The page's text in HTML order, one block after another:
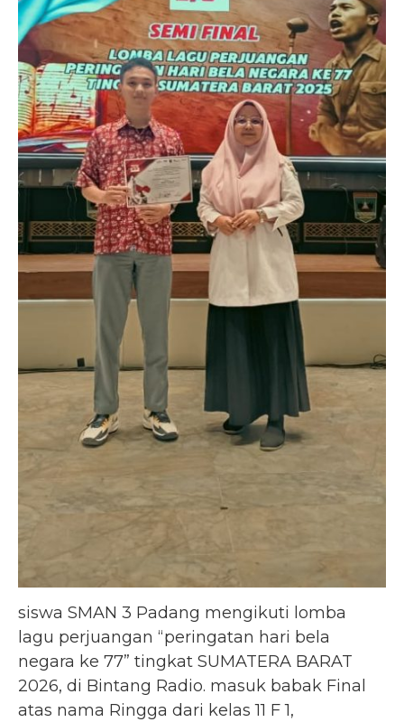
siswa SMAN 3 Padang mengikuti lomba
lagu perjuangan “peringatan hari bela
negara ke 77” tingkat SUMATERA BARAT
2026, di Bintang Radio. masuk babak Final
atas nama Ringga dari kelas 11 F 1,